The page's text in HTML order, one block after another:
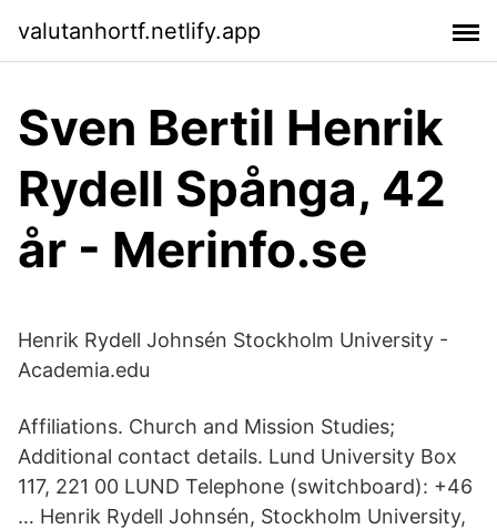
valutanhortf.netlify.app
Sven Bertil Henrik
Rydell Spånga, 42
år - Merinfo.se
Henrik Rydell Johnsén Stockholm University -
Academia.edu
Affiliations. Church and Mission Studies;
Additional contact details. Lund University Box
117, 221 00 LUND Telephone (switchboard): +46
… Henrik Rydell Johnsén, Stockholm University,